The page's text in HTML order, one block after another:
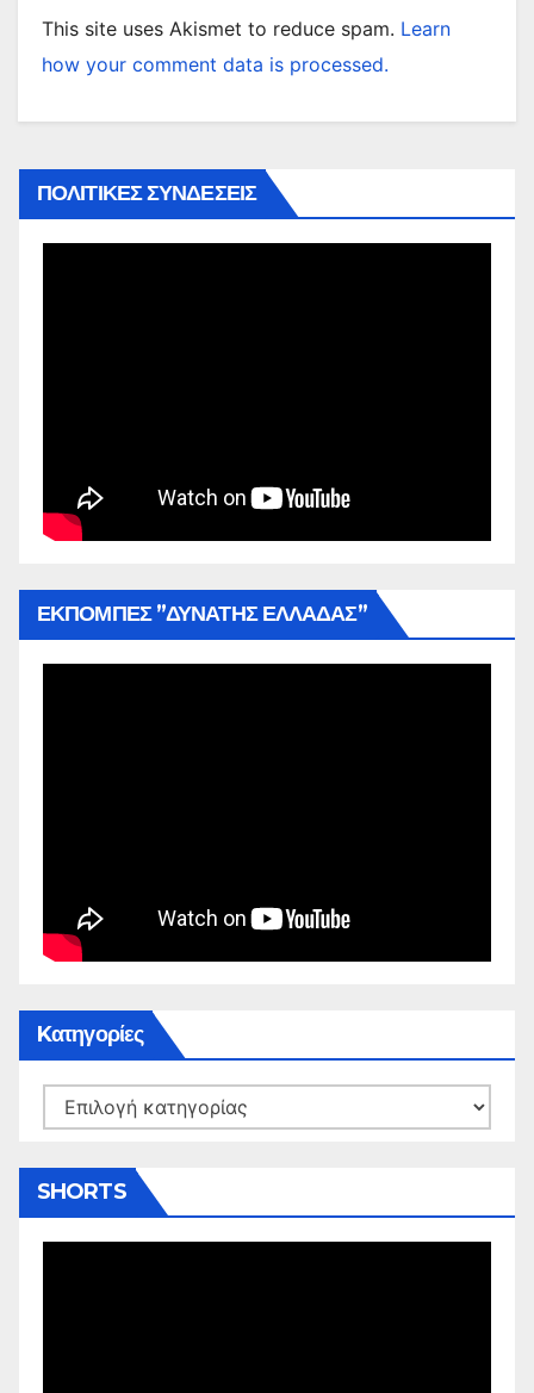
This site uses Akismet to reduce spam. Learn
how your comment data is processed.
ΠΟΛΙΤΙΚΕΣ ΣΥΝΔΕΣΕΙΣ
ΕΚΠΟΜΠΕΣ ”ΔΥΝΑΤΗΣ ΕΛΛΑΔΑΣ”
Kατηγορίες
Kατηγορίες
SHORTS